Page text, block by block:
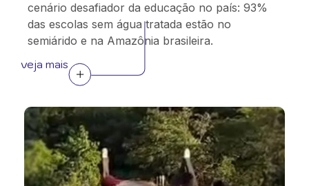
cenário desafiador da educação no país: 93%
das escolas sem água tratada estão no
semiárido e na Amazônia brasileira.
veja mais